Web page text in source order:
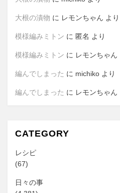
大根の漬物 に レモンちゃん より
模様編みミトン に 匿名 より
模様編みミトン に レモンちゃん
編んでしまった に michiko より
編んでしまった に レモンちゃん
CATEGORY
レシピ
(67)
日々の事